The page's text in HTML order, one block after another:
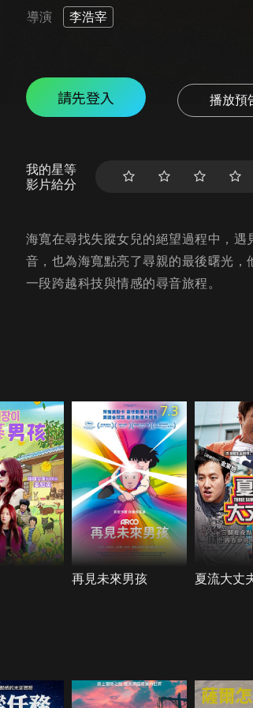
導演 李浩宰
請先登入 播放預
我的星等
影片給分
海寬在尋找失蹤女兒的絕望過程中，
音，也為海寬點亮了尋親的最後曙光
一段跨越科技與情感的尋音旅程。
7.3
再見未來男孩 夏流大丈